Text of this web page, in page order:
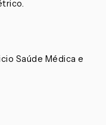
Saúde Médica e